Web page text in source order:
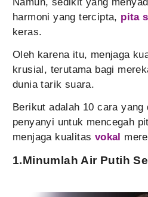
harmoni yang tercipta, pita
keras.
Oleh karena itu, menjaga
krusial, terutama bagi
dunia tarik suara.
Berikut adalah 10 cara
penyanyi untuk mencegah
menjaga kualitas vokal
1.Minumlah Air Putih